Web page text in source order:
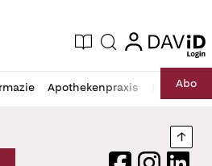
Zeitung
Aktuelle Ausgabe
Suche login
login
Apothekenpraxis RechtAbo
Logo
FacebookInstagram